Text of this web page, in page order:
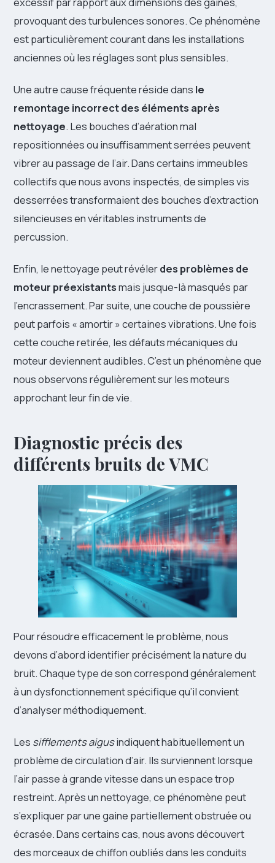
provoquant des turbulences sonores. Ce phénomène
est particulièrement courant dans les installations
anciennes où les réglages sont plus sensibles.
Une autre cause fréquente réside dans le
remontage incorrect des éléments après
nettoyage. Les bouches d’aération mal
repositionnées ou insuffisamment serrées peuvent
vibrer au passage de l’air. Dans certains immeubles
collectifs que nous avons inspectés, de simples vis
desserrées transformaient des bouches d’extraction
silencieuses en véritables instruments de
percussion.
Enfin, le nettoyage peut révélerdes problèmes de
moteur préexistantsmais jusque-là masqués par
l’encrassement. Par suite, une couche de poussière
peut parfois « amortir » certaines vibrations. Une fois
cette couche retirée, les défauts mécaniques du
moteur deviennent audibles. C’est un phénomène que
nous observons régulièrement sur les moteurs
approchant leur fin de vie.
Diagnostic précis des
différents bruits de VMC
Pour résoudre efficacement le problème, nous
devons d’abord identifier précisément la nature du
bruit. Chaque type de son correspond généralement
à un dysfonctionnement spécifique qu’il convient
d’analyser méthodiquement.
Les sifflements aigusindiquent habituellement un
problème de circulation d’air. Ils surviennent lorsque
l’air passe à grande vitesse dans un espace trop
restreint. Après un nettoyage, ce phénomène peut
s’expliquer par une gaine partiellement obstruée ou
écrasée. Dans certains cas, nous avons découvert
des morceaux de chiffon oubliés dans les conduits